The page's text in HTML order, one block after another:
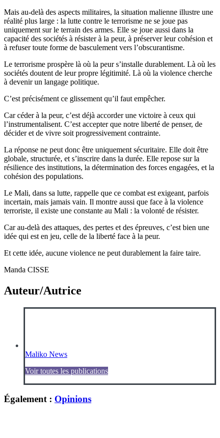
Mais au-delà des aspects militaires, la situation malienne illustre une
réalité plus large : la lutte contre le terrorisme ne se joue pas
uniquement sur le terrain des armes. Elle se joue aussi dans la
capacité des sociétés à résister à la peur, à préserver leur cohésion et
à refuser toute forme de basculement vers l’obscurantisme.
Le terrorisme prospère là où la peur s’installe durablement. Là où les
sociétés doutent de leur propre légitimité. Là où la violence cherche
à devenir un langage politique.
C’est précisément ce glissement qu’il faut empêcher.
Car céder à la peur, c’est déjà accorder une victoire à ceux qui
l’instrumentalisent. C’est accepter que notre liberté de penser, de
décider et de vivre soit progressivement contrainte.
La réponse ne peut donc être uniquement sécuritaire. Elle doit être
globale, structurée, et s’inscrire dans la durée. Elle repose sur la
résilience des institutions, la détermination des forces engagées, et la
cohésion des populations.
Le Mali, dans sa lutte, rappelle que ce combat est exigeant, parfois
incertain, mais jamais vain. Il montre aussi que face à la violence
terroriste, il existe une constante au Mali : la volonté de résister.
Car au-delà des attaques, des pertes et des épreuves, c’est bien une
idée qui est en jeu, celle de la liberté face à la peur.
Et cette idée, aucune violence ne peut durablement la faire taire.
Manda CISSE
Auteur/Autrice
Maliko News
Voir toutes les publications
Également : Opinions